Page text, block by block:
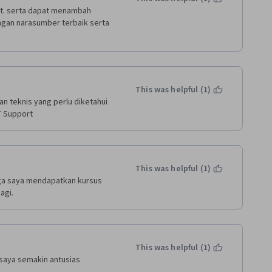
serta dapat menambah
narasumber terbaik serta
teknis yang perlu diketahui
Support
This was helpful (1)
saya mendapatkan kursus
This was helpful (1)
semakin antusias
This was helpful (1)